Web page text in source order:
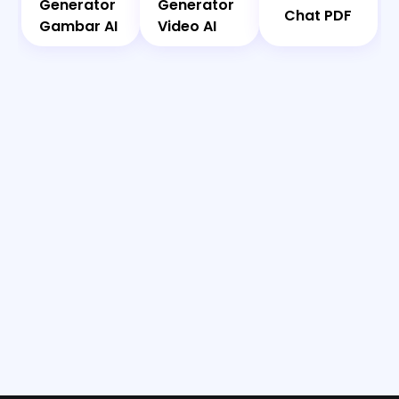
Generator
Gambar AI
Generator
Video AI
Chat PDF
Gambar
Video AI